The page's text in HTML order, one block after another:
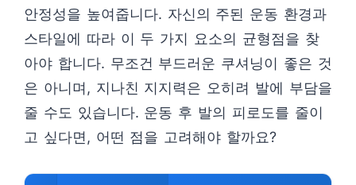
안정성을 높여줍니다. 자신의 주된 운동 환경과
스타일에 따라 이 두 가지 요소의 균형점을 찾
아야 합니다. 무조건 부드러운 쿠셔닝이 좋은 것
은 아니며, 지나친 지지력은 오히려 발에 부담을
줄 수도 있습니다. 운동 후 발의 피로도를 줄이
고 싶다면, 어떤 점을 고려해야 할까요?